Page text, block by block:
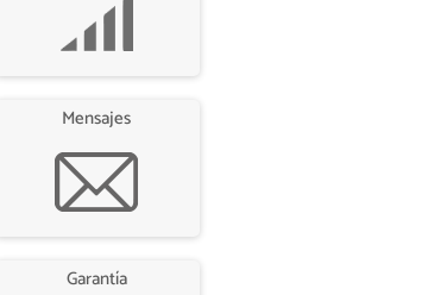
Mensajes
Garantía